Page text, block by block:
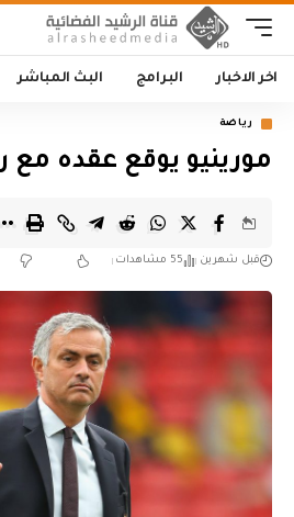
اخر الاخبار البرامج البث المباشر
رياضة
مورينيو يوقع عقده مع
قبل شهرين 55 مشاهدات